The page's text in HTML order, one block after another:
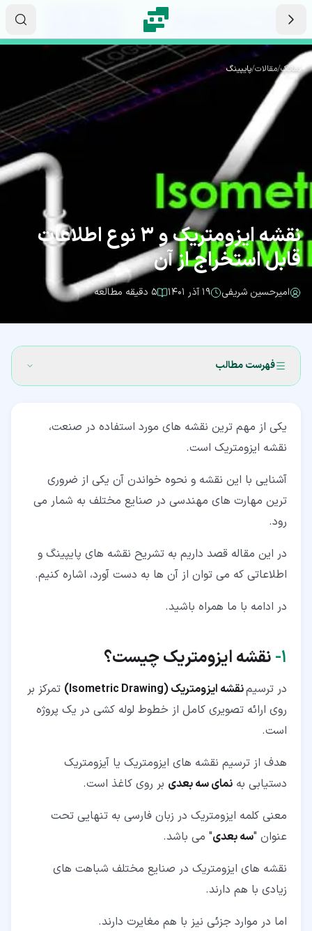
نماتک/مقالات/پایپینگ
نقشه ایزومتریک و 3 نوع اطلاعات
قابل استخراج از آن
امیرحسین شریفی ۱۹ آذر ۱۴۰۱ ۵ دقیقه مطالعه
فهرست مطالب
۲‏- جهت گیری محورهای مختصات در نقشه ایزومتریک
۴‏- نحوه خواندن نقشه ایزومتریک
۵‏- جمع بندی
یکی از مهم ترین نقشه های مورد استفاده در صنعت،
نقشه ایزومتریک است.
آشنایی با این نقشه و نحوه خواندن آن یکی از ضروری
ترین مهارت های مهندسی در صنایع مختلف به شمار می
رود.
در این مقاله قصد داریم به تشریح نقشه های پایپینگ و
اطلاعاتی که می توان از آن ها به دست آورد، اشاره کنیم.
در ادامه با ما همراه باشید.
۱‏- نقشه ایزومتریک چیست؟
در ترسیمنقشه ایزومتریک (Isometric Drawing)
تمرکز بر
روی ارائه تصویری کامل از خطوط لوله کشی در یک پروژه
است.
هدف از ترسیم نقشه های ایزومتریک یا آیزومتریک
دستیابی به نمای سه بعدی بر روی کاغذ است.
معنی کلمه ایزومتریک در زبان فارسی به تنهایی تحت
عنوان "سه بعدی" می باشد.
نقشه های ایزومتریک در صنایع مختلف شباهت های
زیادی با هم دارند.
اما در موارد جزئی نیز با هم مغایرت دارند.